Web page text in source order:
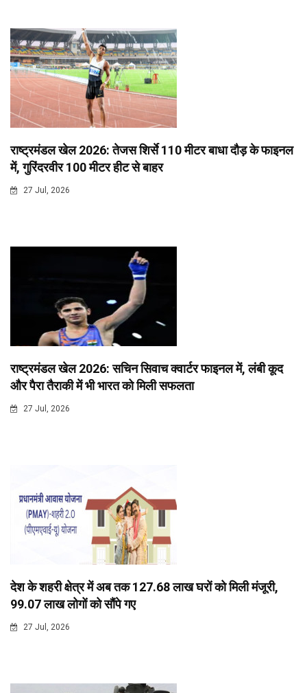
राष्ट्रमंडल खेल 2026: तेजस शिर्से 110 मीटर बाधा दौड़ के फाइनल
में, गुरिंदरवीर 100 मीटर हीट से बाहर
27 Jul, 2026
राष्ट्रमंडल खेल 2026: सचिन सिवाच क्वार्टर फाइनल में, लंबी कूद
और पैरा तैराकी में भी भारत को मिली सफलता
27 Jul, 2026
देश के शहरी क्षेत्र में अब तक 127.68 लाख घरों को मिली मंजूरी,
99.07 लाख लोगों को सौंपे गए
27 Jul, 2026